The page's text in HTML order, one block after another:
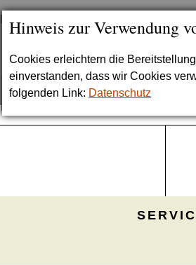
Hinweis zur Verwendung
Cookies erleichtern die
einverstanden, dass wir Cookies
folgenden Link: Datenschutz